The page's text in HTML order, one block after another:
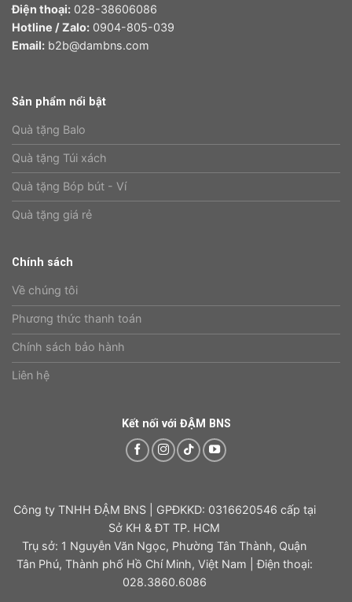
Điện thoại: 028-38606086
Hotline / Zalo: 0904-805-039
Email: b2b@dambns.com
Sản phẩm nổi bật
Quà tặng Balo
Quà tặng Túi xách
Quà tặng Bóp bút - Ví
Quà tặng giá rẻ
Chính sách
Về chúng tôi
Phương thức thanh toán
Chính sách bảo hành
Liên hệ
Kết nối với ĐẬM BNS
Công ty TNHH ĐẬM BNS | GPĐKKD: 0316620546 cấp tại
Sở KH & ĐT TP. HCM
Trụ sở: 1 Nguyễn Văn Ngọc, Phường Tân Thành, Quận
Tân Phú, Thành phố Hồ Chí Minh, Việt Nam | Điện thoại:
028.3860.6086